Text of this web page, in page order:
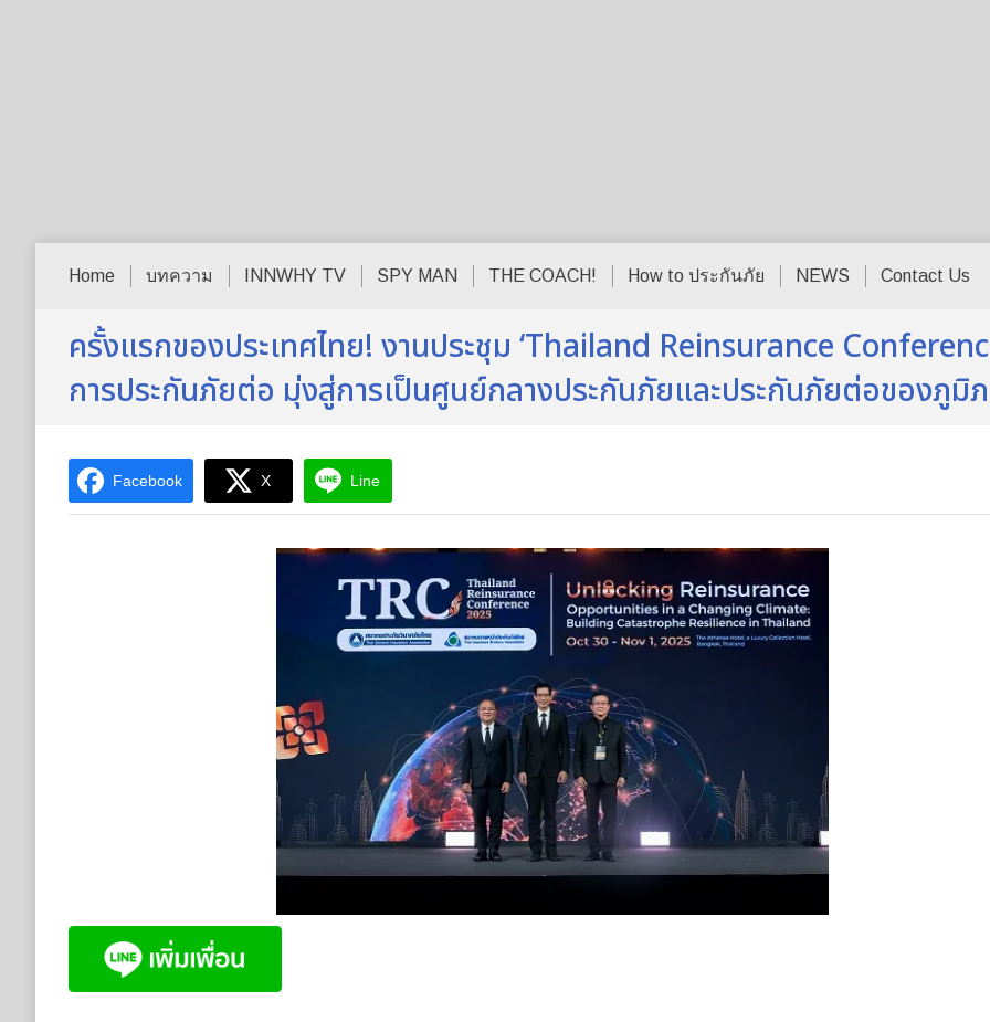
Home บทความ INNWHY TV SPY MAN THE COACH! How to ประกันภัย NEWS Contact Us
ครั้งแรกของประเทศไทย! งานประชุม ‘Thailand Reinsurance
การประกันภัยต่อ มุ่งสู่การเป็นศูนย์กลางประกันภัยและประกันภัยต่อของภูมิ
Facebook X Line